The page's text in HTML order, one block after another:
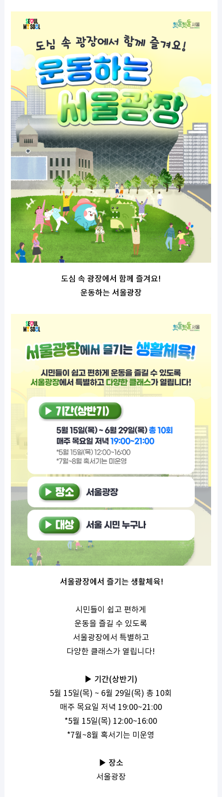
도심 속 광장에서 함께 즐겨요!
운동하는 서울광장
서울광장에서 즐기는 생활체육!
시민들이 쉽고 편하게
운동을 즐길 수 있도록
서울광장에서 특별하고
다양한 클래스가 열립니다!
▶ 기간(상반기 )
5월 15일(목) ~ 6월 29일(목) 총 10회
매주 목요일 저녁 19:00~21:00
*5월 15일(목) 12:00~16:00
*7월~8월 혹서기는 미운영
▶ 장소
서울광장